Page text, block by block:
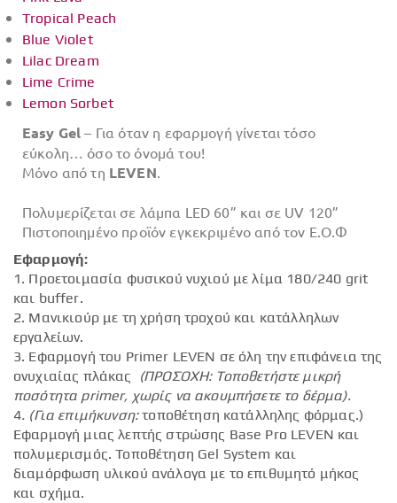
Tropical Peach
Blue Violet
Lilac Dream
Lime Crime
Lemon Sorbet
Easy Gel – Για όταν η εφαρμογή γίνεται τόσο
εύκολη… όσο το όνομά του!
Μόνο από τη LEVEN.
Πολυμερίζεται σε λάμπα LED 60” και σε UV 120”
Πιστοποιημένο προϊόν εγκεκριμένο από τον Ε.Ο.Φ
Εφαρμογή:
1. Προετοιμασία φυσικού νυχιού με λίμα 180/240 grit
και buffer.
2. Μανικιούρ με τη χρήση τροχού και κατάλληλων
εργαλείων.
3. Εφαρμογή του Primer LEVEN σε όλη την επιφάνεια της
ονυχιαίας πλάκας
(ΠΡΟΣΟΧΗ: Τοποθετήστε μικρή
ποσότητα primer, χωρίς να ακουμπήσετε το δέρμα).
4. (Για επιμήκυνση:τοποθέτηση κατάλληλης φόρμας.)
Εφαρμογή μιας λεπτής στρώσης Base Pro LEVEN και
πολυμερισμός. Τοποθέτηση Gel System και
διαμόρφωση υλικού ανάλογα με το επιθυμητό μήκος
και σχήμα.